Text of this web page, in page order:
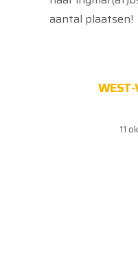
11
aantal plaatsen!